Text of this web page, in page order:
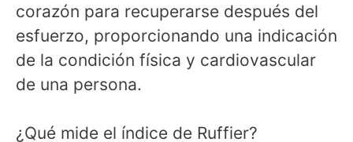
corazón para recuperarse después del
esfuerzo, proporcionando una indicación
de la condición física y cardiovascular
de una persona.
¿Qué mide el índice de Ruffier?